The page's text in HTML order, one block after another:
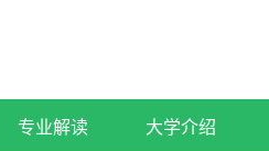
专业解读 大学介绍